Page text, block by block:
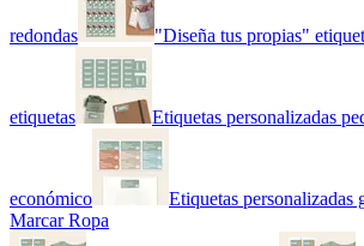
redondas "Diseña tus propias"
etiquetas Etiquetas personalizadas
económico
Etiquetas personalizadas
Marcar Ropa